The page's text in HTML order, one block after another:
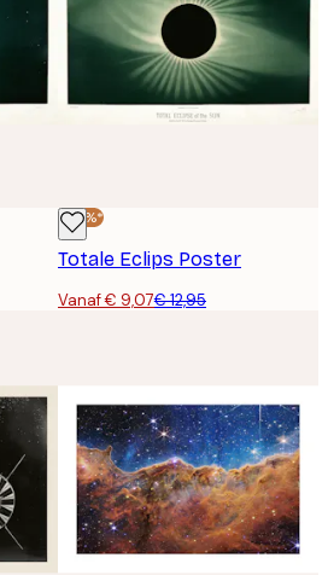
-30%*
Totale Eclips Poster
Vanaf € 9,07€ 12,95